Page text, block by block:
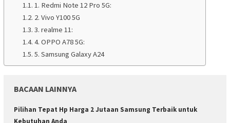
1. Redmi Note 12 Pro 5G:
2. Vivo Y100 5G
3. realme 11:
4. OPPO A78 5G:
5. Samsung Galaxy A24
BACAAN LAINNYA
Pilihan Tepat Hp Harga 2 Jutaan Samsung Terbaik untuk